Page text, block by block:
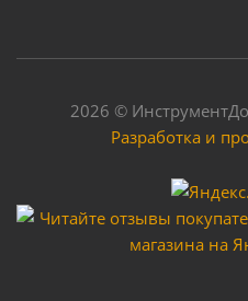
2026 ©
Разработка и